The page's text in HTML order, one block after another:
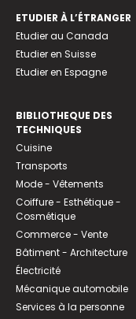
ETUDIER À L’ÉTRANGER
Etudier au Canada
Etudier en Suisse
Etudier en Espagne
BIBLIOTHEQUE DES
TECHNIQUES
Cuisine
Transports
Mode - Vêtements
Coiffure - Esthétique -
Cosmétique
Commerce - Vente
Bâtiment - Architecture
Électricité
Mécanique automobile
Services à la personne